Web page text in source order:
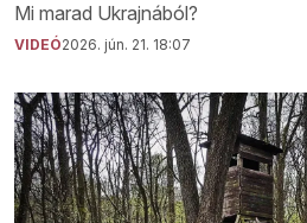
Mi marad Ukrajnából?
VIDEÓ2026. jún. 21. 18:07